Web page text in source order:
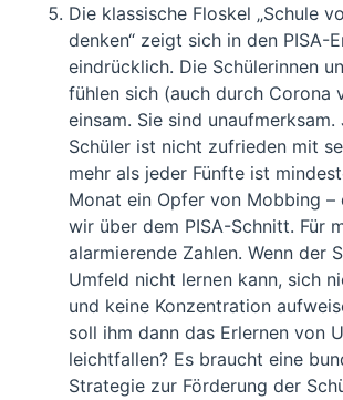
Die klassische Floskel „Schule
denken“ zeigt sich in den PISA-
eindrücklich. Die Schülerinnen
fühlen sich (auch durch Corona
einsam. Sie sind
Schüler ist nicht zufrieden mit
mehr als jeder Fünfte ist
Monat ein Opfer von Mobbing –
wir über dem PISA-Schnitt. Für
alarmierende Zahlen. Wenn der
Umfeld nicht lernen kann, sich
und keine Konzentration
soll ihm dann das Erlernen von
leichtfallen? Es braucht eine
Strategie zur Förderung der